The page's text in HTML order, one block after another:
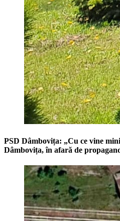
PSD Dâmbovița: „Cu ce vine
Dâmbovița, în afară de